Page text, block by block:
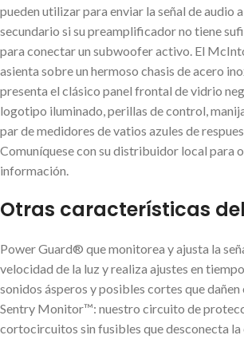
pueden utilizar para enviar la señal de audio
secundario si su preamplificador no tiene
para conectar un subwoofer activo. El
asienta sobre un hermoso chasis de acero
presenta el clásico panel frontal de vidrio
logotipo iluminado, perillas de control,
par de medidores de vatios azules de
Comuníquese con su distribuidor local para
información.
Otras características
Power Guard® que monitorea y ajusta la
velocidad de la luz y realiza ajustes en
sonidos ásperos y posibles cortes que dañen
Sentry Monitor™: nuestro circuito de
cortocircuitos sin fusibles que desconecta la